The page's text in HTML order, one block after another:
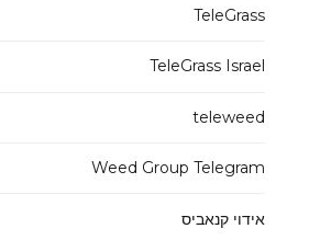
TeleGrass
TeleGrass Israel
teleweed
Weed Group Telegram
אידוי קנאביס